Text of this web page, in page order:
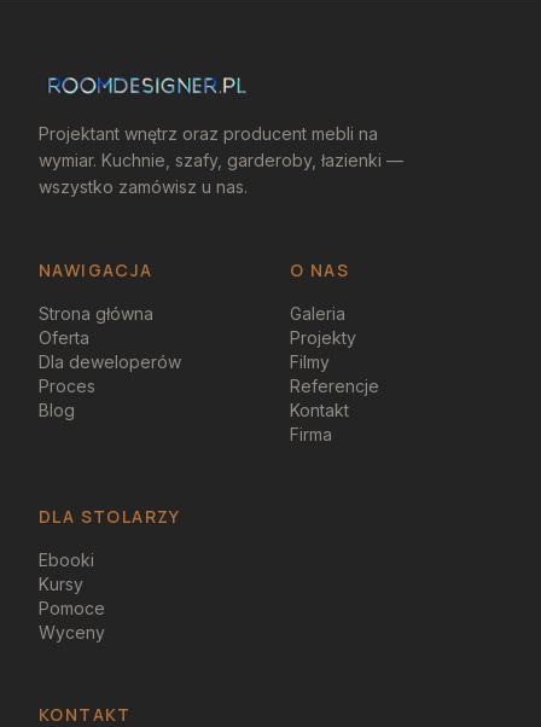
Projektant wnętrz oraz producent mebli na
wymiar. Kuchnie, szafy, garderoby, łazienki —
wszystko zamówisz u nas.
NAWIGACJA O NAS
Strona główna
Oferta
Dla deweloperów
Proces
Blog
Galeria
Projekty
Filmy
Referencje
Kontakt
Firma
DLA STOLARZY
Ebooki
Kursy
Pomoce
Wyceny
KONTAKT